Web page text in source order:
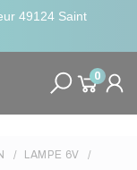
49124 Saint
0
LAMPE 6V